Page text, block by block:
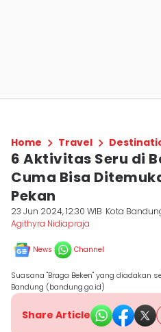
Home Travel
6 Aktivitas Seru di
Cuma Bisa
Pekan
23 Jun 2024, 12:30 WIB Kota
Agithyra Nidiapraja
News Channel
Suasana "Braga Beken" yang diadakan
Bandung (bandung.go.id)
Share Article